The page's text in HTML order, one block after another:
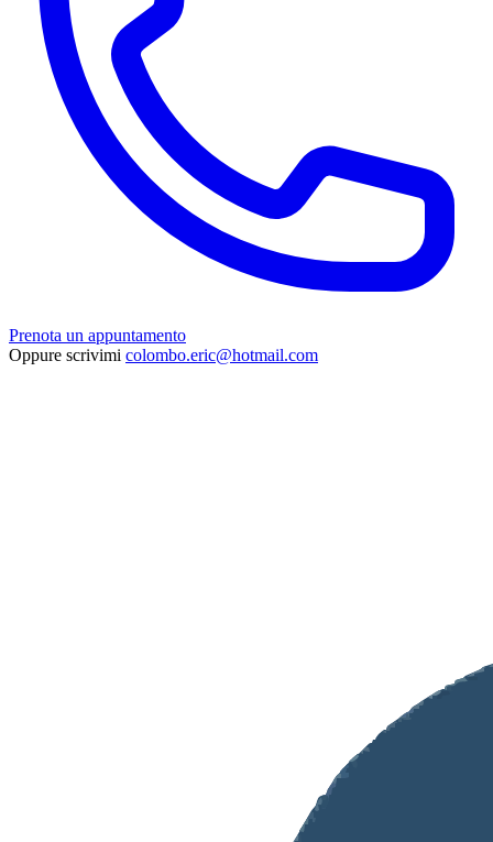
Prenota un appuntamento
Oppure scrivimi colombo.eric@hotmail.com